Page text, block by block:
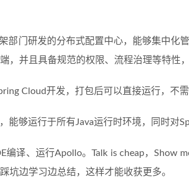
部门研发的分布式配置中心，能够集中化
，并且具备规范的权限、流程治理等特性
Cloud开发，打包后可以直接运行，不
能够运行于所有Java运行时环境，同时对
编译、运行Apollo。Talk is cheap，Show
坑边学习边总结，这样才能收获更多。